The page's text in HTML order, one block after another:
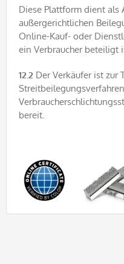
Diese Plattform dient als
außergerichtlichen
Online-Kauf- oder
ein Verbraucher beteiligt
12.2 Der Verkäufer ist zur
bereit.